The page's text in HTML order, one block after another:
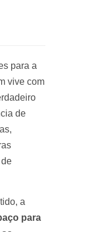
para a
vive com
de
a
para